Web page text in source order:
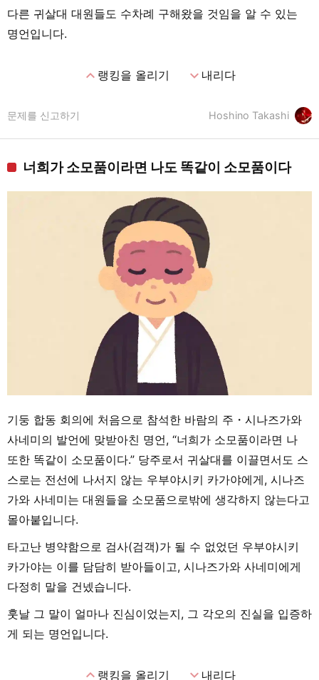
다른 귀살대 대원들도 수차례 구해왔을 것임을 알 수 있는
명언입니다.
expand_less랭킹을 올리기 expand_more내리다
Hoshino Takashi
문제를 신고하기
너희가 소모품이라면 나도 똑같이 소모품이다
기둥 합동 회의에 처음으로 참석한 바람의 주・시나즈가와
사네미의 발언에 맞받아친 명언, “너희가 소모품이라면 나
또한 똑같이 소모품이다.” 당주로서 귀살대를 이끌면서도 스
스로는 전선에 나서지 않는 우부야시키 카가야에게, 시나즈
가와 사네미는 대원들을 소모품으로밖에 생각하지 않는다고
몰아붙입니다.
타고난 병약함으로 검사(검객)가 될 수 없었던 우부야시키
카가야는 이를 담담히 받아들이고, 시나즈가와 사네미에게
다정히 말을 건넸습니다.
훗날 그 말이 얼마나 진심이었는지, 그 각오의 진실을 입증하
게 되는 명언입니다.
expand_less랭킹을 올리기 expand_more내리다